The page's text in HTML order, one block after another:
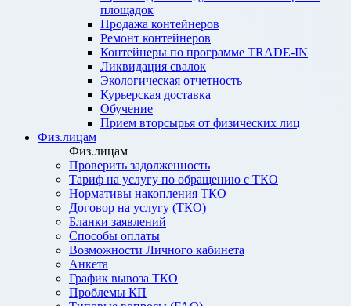
площадок
Продажа контейнеров
Ремонт контейнеров
Контейнеры по программе TRADE-IN
Ликвидация свалок
Экологическая отчетность
Курьерская доставка
Обучение
Прием вторсырья от физических лиц
Физ.лицам
Физ.лицам
Проверить задолженность
Тариф на услугу по обращению с ТКО
Нормативы накопления ТКО
Договор на услугу (ТКО)
Бланки заявлений
Способы оплаты
Возможности Личного кабинета
Анкета
График вывоза ТКО
Проблемы КП